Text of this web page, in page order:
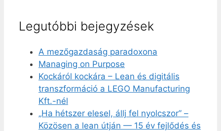
Legutóbbi bejegyzések
A mezőgazdaság paradoxona
Managing on Purpose
Kockáról kockára – Lean és digitális
transzformáció a LEGO Manufacturing
Kft.-nél
„Ha hétszer elesel, állj fel nyolcszor” –
Közösen a lean útján — 15 év fejlődés és